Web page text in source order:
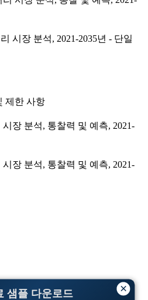
×
샘플 다운로드
장 분석, 2021-2035년 - 단일
한 사항
장 분석, 통찰력 및 예측, 2021-
장 분석, 통찰력 및 예측, 2021-